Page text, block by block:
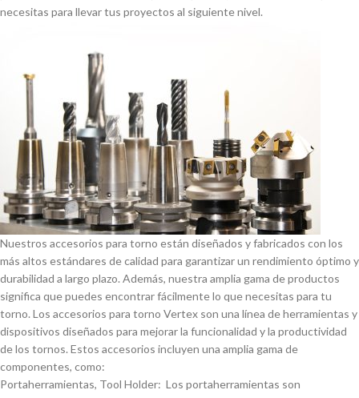
necesitas para llevar tus proyectos al siguiente nivel.
Nuestros accesorios para torno están diseñados y fabricados con los
más altos estándares de calidad para garantizar un rendimiento óptimo y
durabilidad a largo plazo. Además, nuestra amplia gama de productos
significa que puedes encontrar fácilmente lo que necesitas para tu
torno. Los accesorios para torno Vertex son una lí­nea de herramientas y
dispositivos diseñados para mejorar la funcionalidad y la productividad
de los tornos. Estos accesorios incluyen una amplia gama de
componentes, como:
Portaherramientas, Tool Holder: Los portaherramientas son